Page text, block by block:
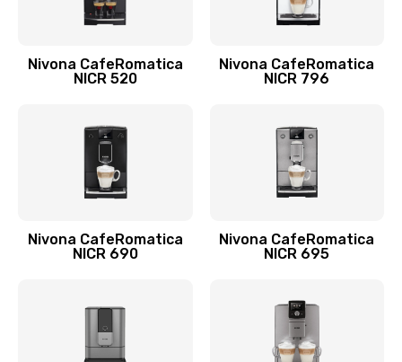
Nivona CafeRomatica
NICR 520
Nivona CafeRomatica
NICR 796
Nivona CafeRomatica
NICR 690
Nivona CafeRomatica
NICR 695